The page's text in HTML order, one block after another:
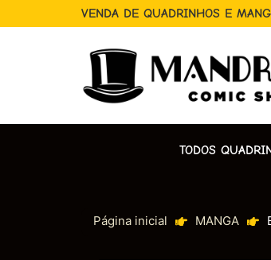
VENDA DE QUADRINHOS E
TODOS
Página inicial MANGA